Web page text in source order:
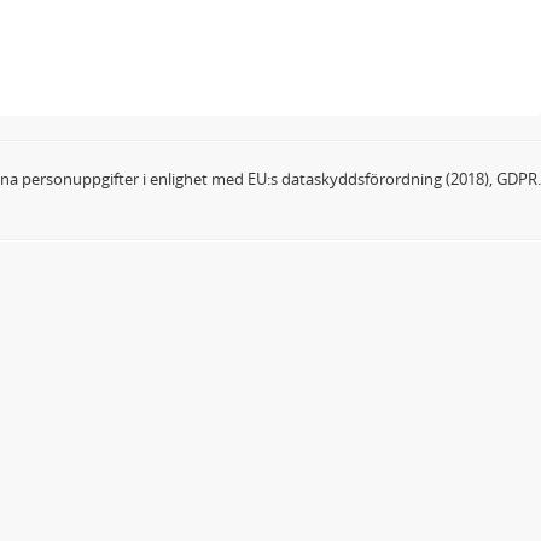
personuppgifter i enlighet med EU:s dataskyddsförordning (2018), GDPR.